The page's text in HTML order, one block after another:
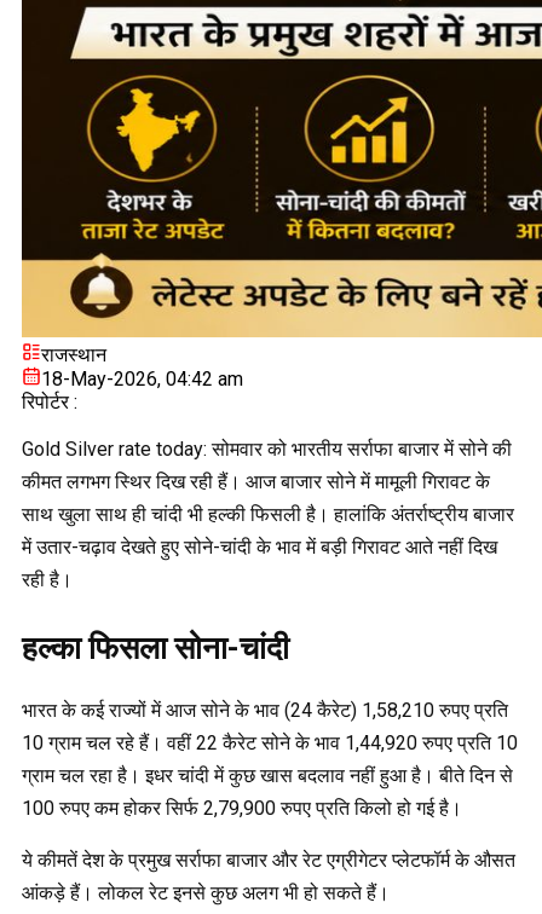
राजस्थान
18-May-2026, 04:42 am
रिपोर्टर :
Gold Silver rate today: सोमवार को भारतीय सर्राफा बाजार में सोने की
कीमत लगभग स्थिर दिख रही हैं। आज बाजार सोने में मामूली गिरावट के
साथ खुला साथ ही चांदी भी हल्की फिसली है। हालांकि अंतर्राष्ट्रीय बाजार
में उतार-चढ़ाव देखते हुए सोने-चांदी के भाव में बड़ी गिरावट आते नहीं दिख
रही है।
हल्का फिसला सोना-चांदी
भारत के कई राज्यों में आज सोने के भाव (24 कैरेट) 1,58,210 रुपए प्रति
10 ग्राम चल रहे हैं। वहीं 22 कैरेट सोने के भाव 1,44,920 रुपए प्रति 10
ग्राम चल रहा है। इधर चांदी में कुछ खास बदलाव नहीं हुआ है। बीते दिन से
100 रुपए कम होकर सिर्फ 2,79,900 रुपए प्रति किलो हो गई है।
ये कीमतें देश के प्रमुख सर्राफा बाजार और रेट एग्रीगेटर प्लेटफॉर्म के औसत
आंकड़े हैं। लोकल रेट इनसे कुछ अलग भी हो सकते हैं।